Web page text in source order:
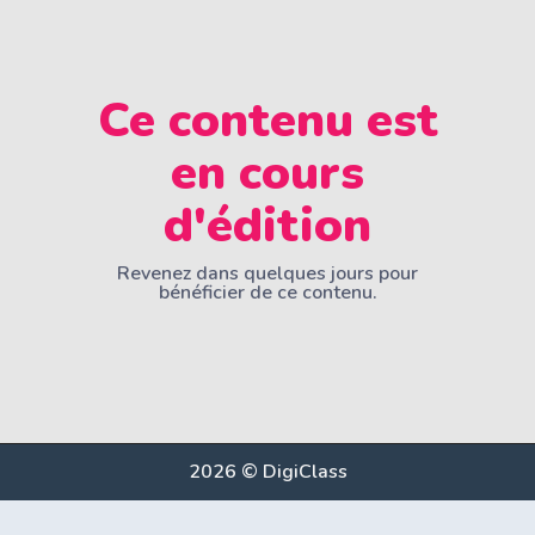
Ce contenu est
en cours
d'édition
Revenez dans quelques jours pour
bénéficier de ce contenu.
2026 © DigiClass